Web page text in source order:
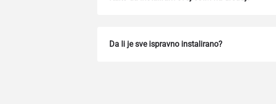
Da li je sve ispravno instalirano?To get your eSIM,
without needing a